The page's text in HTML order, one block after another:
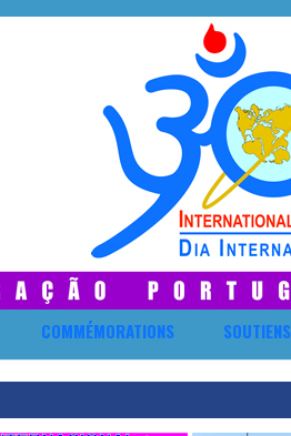
COMMÉMORATIONS SOUTIENS